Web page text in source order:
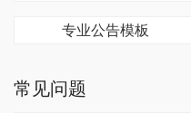
专业公告模板
常见问题